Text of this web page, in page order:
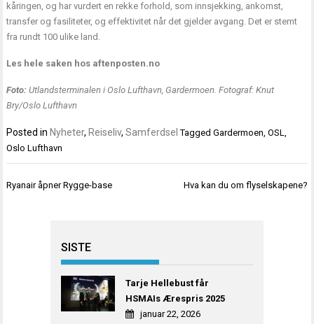
kåringen, og har vurdert en rekke forhold, som innsjekking, ankomst,
transfer og fasiliteter, og effektivitet når det gjelder avgang. Det er stemt
fra rundt 100 ulike land.
Les hele saken hos aftenposten.no
Foto: Utlandsterminalen i Oslo Lufthavn, Gardermoen. Fotograf: Knut
Bry/Oslo Lufthavn
Posted in Nyheter, Reiseliv,Samferdsel TaggedGardermoen,OSL,
Oslo Lufthavn
Innleggsnavigasjon
Ryanair åpner Rygge-base Hva kan du om flyselskapene?
SISTE
Tarje Hellebust får
HSMAIs Ærespris 2025
januar 22, 2026